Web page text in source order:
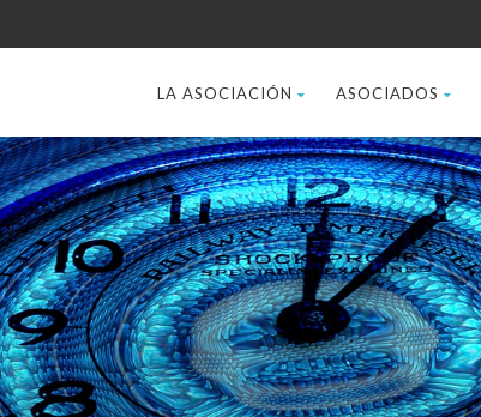
LA ASOCIACIÓN ASOCIADOS